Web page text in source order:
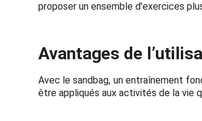
proposer un ensemble d'exercices
Avantages de
Avec le sandbag, un entraînement
être appliqués aux activités de la vie